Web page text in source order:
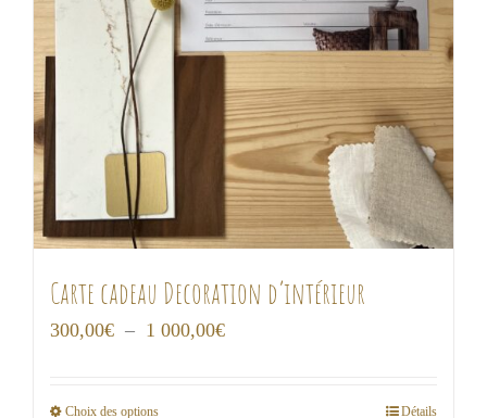
Carte cadeau Decoration d’intérieur
300,00€ – 1 000,00€Plage
Choix des options Détails